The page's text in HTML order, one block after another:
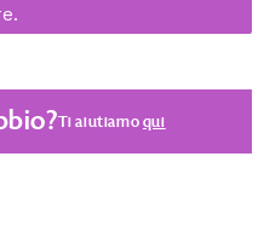
Ti aiutiamoqui